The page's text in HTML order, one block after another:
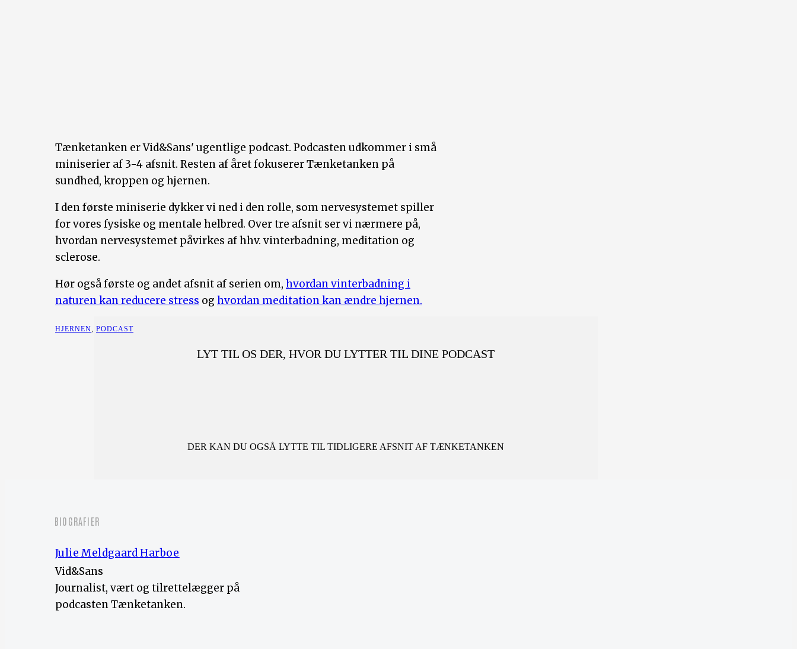
Tænketanken er Vid&Sans' ugentlige podcast. Podcasten udkommer i små
miniserier af 3-4 afsnit. Resten af året fokuserer Tænketanken på
sundhed, kroppen og hjernen.
I den første miniserie dykker vi ned i den rolle, som nervesystemet spiller
for vores fysiske og mentale helbred. Over tre afsnit ser vi nærmere på,
hvordan nervesystemet påvirkes af hhv. vinterbadning, meditation og
sclerose.
Hør også første og andet afsnit af serien om, hvordan vinterbadning i
naturen kan reducere stress og hvordan meditation kan ændre hjernen.
HJERNEN, PODCAST
LYT TIL OS DER, HVOR DU LYTTER TIL DINE PODCAST
DER KAN DU OGSÅ LYTTE TIL TIDLIGERE AFSNIT AF TÆNKETANKEN
BIOGRAFIER
Julie Meldgaard Harboe
Vid&Sans
Journalist, vært og tilrettelægger på
podcasten Tænketanken.